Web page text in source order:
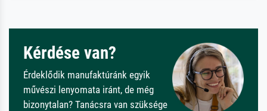
Kérdése van?
Érdeklődik manufaktúránk egyik
művészi lenyomata iránt, de még
bizonytalan? Tanácsra van szüksége